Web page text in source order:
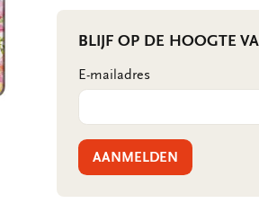
BLIJF OP DE HOOGTE
E-mailadres
AANMELDEN